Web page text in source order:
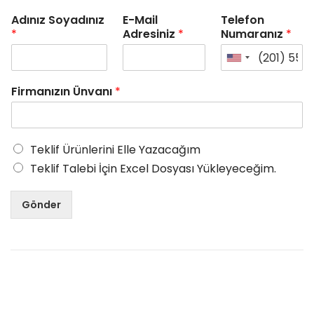
Adınız Soyadınız
*
E-Mail
Adresiniz *
Telefon
Numaranız *
Firmanızın Ünvanı *
Teklif Ürünlerini Elle Yazacağım
Teklif Talebi İçin Excel Dosyası Yükleyeceğim.
Gönder